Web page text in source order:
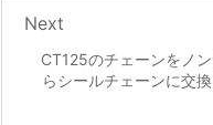
CT125のチェーンをノ
らシールチェーンに交
Next